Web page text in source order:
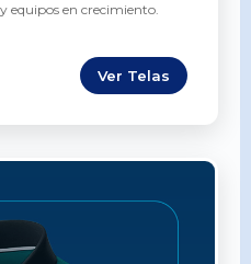
equipos en crecimiento.
Ver Telas